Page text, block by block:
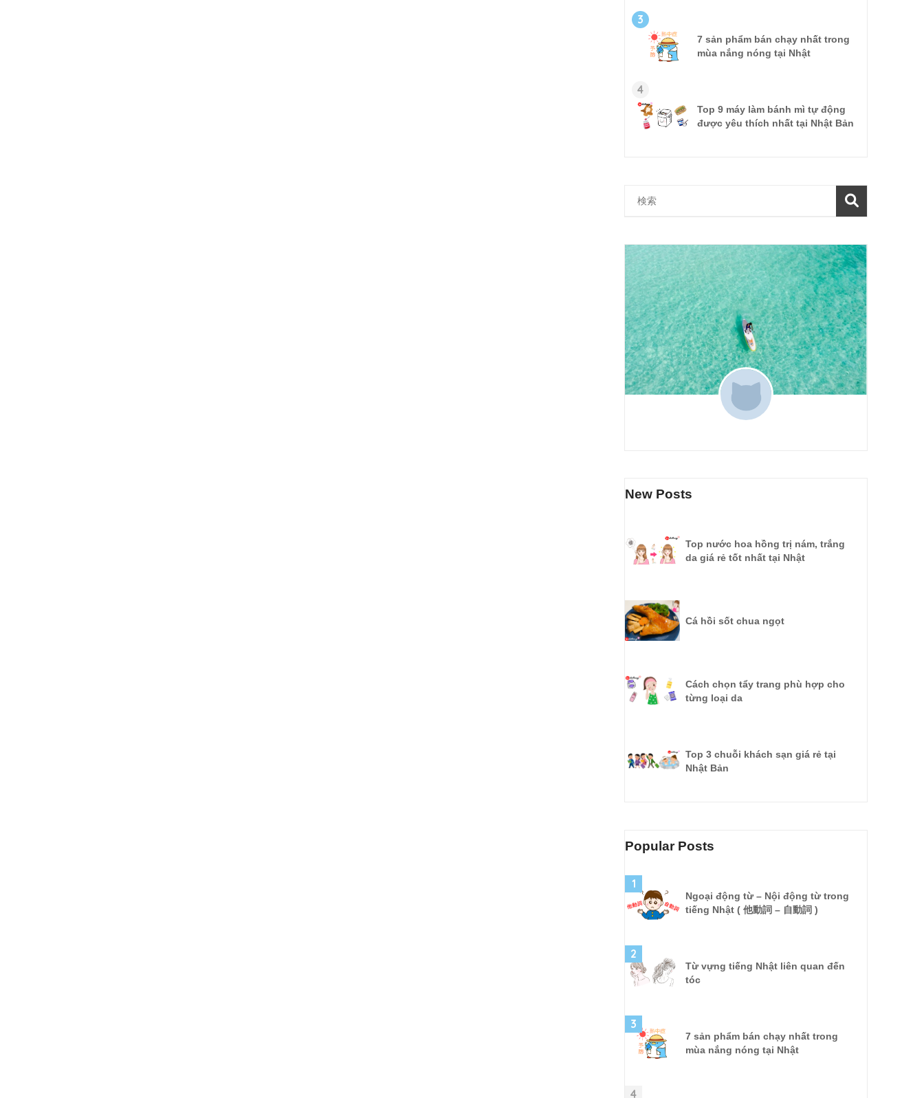
3
7 sản phẩm bán chạy nhất trong
mùa nắng nóng tại Nhật
4
Top 9 máy làm bánh mì tự động
được yêu thích nhất tại Nhật Bản
New Posts
Top nước hoa hồng trị nám, trắng
da giá rẻ tốt nhất tại Nhật
Cá hồi sốt chua ngọt
Cách chọn tẩy trang phù hợp cho
từng loại da
Top 3 chuỗi khách sạn giá rẻ tại
Nhật Bản
Popular Posts
1
Ngoại động từ – Nội động từ trong
tiếng Nhật ( 他動詞 – 自動詞 )
2
Từ vựng tiếng Nhật liên quan đến
tóc
3
7 sản phẩm bán chạy nhất trong
mùa nắng nóng tại Nhật
4